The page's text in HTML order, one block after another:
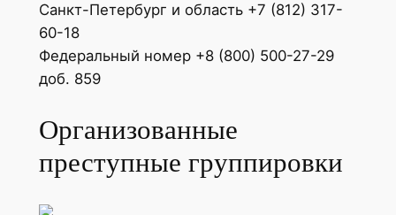
Санкт-Петербург и область +7 (812) 317-
60-18
Федеральный номер +8 (800) 500-27-29
доб. 859
Организованные
преступные группировки